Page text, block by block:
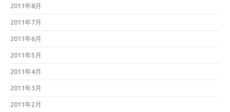
2011年8月
2011年7月
2011年6月
2011年5月
2011年4月
2011年3月
2011年2月